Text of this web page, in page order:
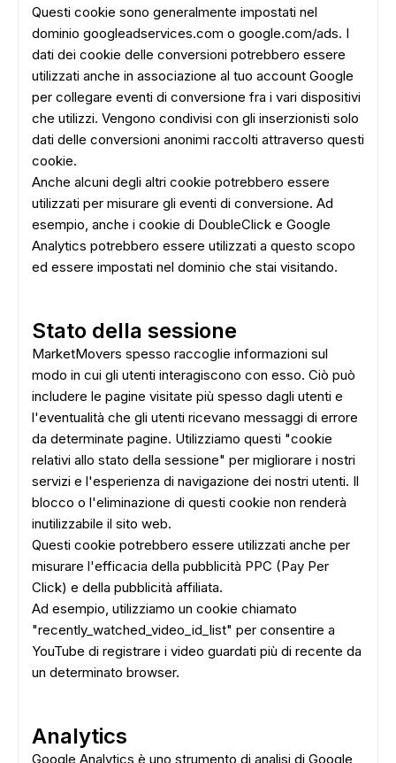
ADS
Questi cookie sono generalmente impostati nel
dominio googleadservices.com o google.com/ads. I
dati dei cookie delle conversioni potrebbero essere
utilizzati anche in associazione al tuo account Google
per collegare eventi di conversione fra i vari dispositivi
che utilizzi. Vengono condivisi con gli inserzionisti solo
dati delle conversioni anonimi raccolti attraverso questi
cookie.
Anche alcuni degli altri cookie potrebbero essere
utilizzati per misurare gli eventi di conversione. Ad
esempio, anche i cookie di DoubleClick e Google
Analytics potrebbero essere utilizzati a questo scopo
ed essere impostati nel dominio che stai visitando.
Stato della sessione
MarketMovers spesso raccoglie informazioni sul
modo in cui gli utenti interagiscono con esso. Ciò può
includere le pagine visitate più spesso dagli utenti e
l'eventualità che gli utenti ricevano messaggi di errore
da determinate pagine. Utilizziamo questi "cookie
relativi allo stato della sessione" per migliorare i nostri
servizi e l'esperienza di navigazione dei nostri utenti. Il
blocco o l'eliminazione di questi cookie non renderà
inutilizzabile il sito web.
Questi cookie potrebbero essere utilizzati anche per
misurare l'efficacia della pubblicità PPC (Pay Per
Click) e della pubblicità affiliata.
Ad esempio, utilizziamo un cookie chiamato
"recently_watched_video_id_list" per consentire a
YouTube di registrare i video guardati più di recente da
un determinato browser.
Analytics
Google Analytics è uno strumento di analisi di Google